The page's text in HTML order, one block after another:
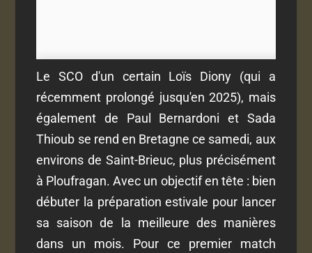
Le SCO d'un certain Loïs Diony (qui a
récemment prolongé jusqu'en 2025), mais
également de Paul Bernardoni et Sada
Thioub se rend en Bretagne ce samedi, aux
environs de Saint-Brieuc, plus précisément
à Ploufragan. Avec un objectif en tête : bien
débuter la préparation estivale pour lancer
sa saison de la meilleure des manières
dans un mois. Pour ce premier match